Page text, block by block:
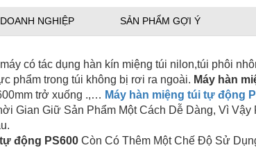
NGHIỆP SẢN PHẨM GỢI Ý
có tác dụng hàn kín miệng túi nilon,túi phôi
phẩm trong túi không bị rơi ra ngoài. Máy hàn
trở xuống .,… Máy hàn miệng túi tự động
Gian Giữ Sản Phẩm Một Cách Dễ Dàng, Vì Vậy
động PS600 Còn Có Thêm Một Chế Độ Sử